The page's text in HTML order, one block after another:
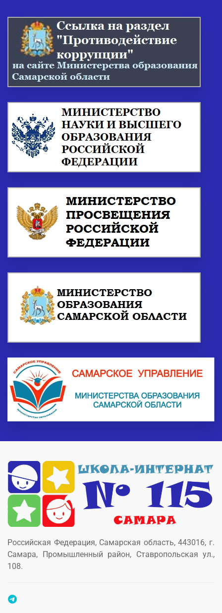
Российская Федерация, Самарская область, 443016, г.
Самара, Промышленный район, Ставропольская ул.,
108.